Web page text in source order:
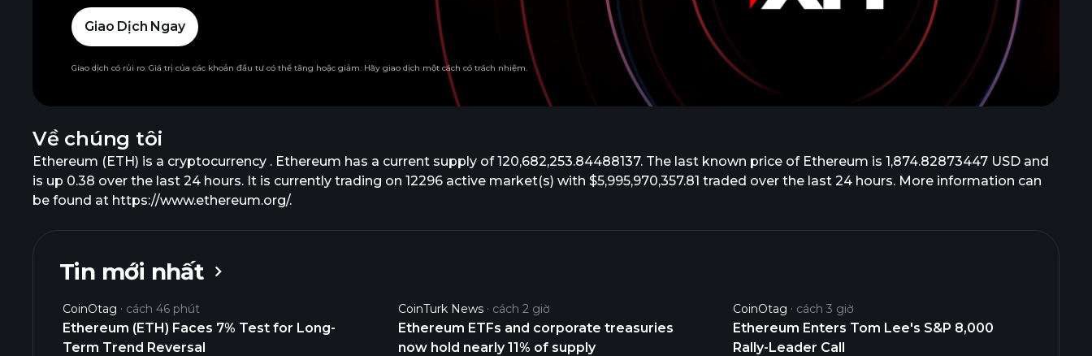
Về chúng tôi
Ethereum (ETH) is a cryptocurrency . Ethereum has a current supply of 120,682,253.84488137. The last known price of Ethereum is 1,874.82873447 USD and
is up 0.38 over the last 24 hours. It is currently trading on 12296 active market(s) with $5,995,970,357.81 traded over the last 24 hours. More information can
be found at https://www.ethereum.org/.
Tin mới nhất
CoinOtag cách 46 phút
Ethereum (ETH) Faces 7% Test for Long-
Term Trend Reversal
CoinTurk News cách 2 giờ
Ethereum ETFs and corporate treasuries
now hold nearly 11% of supply
CoinOtag cách 3 giờ
Ethereum Enters Tom Lee's S&P 8,000
Rally-Leader Call
Giao Dịch Ngay
Giao dịch có rủi ro. Giá trị của các khoản đầu tư có thể tăng hoặc giảm. Hãy giao dịch một cách có trách nhiệm.